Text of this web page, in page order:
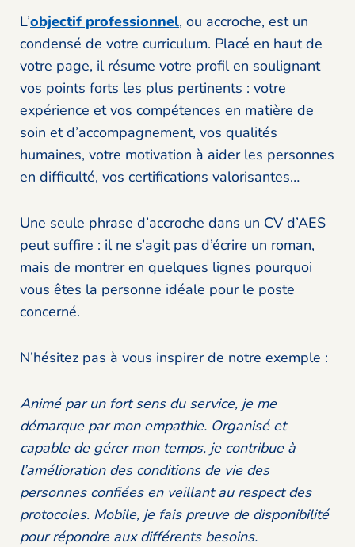
L’objectif professionnel, ou accroche, est un
condensé de votre curriculum. Placé en haut de
votre page, il résume votre profil en soulignant
vos points forts les plus pertinents : votre
expérience et vos compétences en matière de
soin et d’accompagnement, vos qualités
humaines, votre motivation à aider les personnes
en difficulté, vos certifications valorisantes…
Une seule phrase d’accroche dans un CV d’AES
peut suffire : il ne s’agit pas d’écrire un roman,
mais de montrer en quelques lignes pourquoi
vous êtes la personne idéale pour le poste
concerné.
N’hésitez pas à vous inspirer de notre exemple :
Animé par un fort sens du service, je me
démarque par mon empathie. Organisé et
capable de gérer mon temps, je contribue à
l’amélioration des conditions de vie des
personnes confiées en veillant au respect des
protocoles. Mobile, je fais preuve de disponibilité
pour répondre aux différents besoins.